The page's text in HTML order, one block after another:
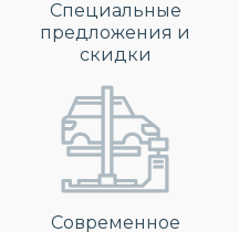
Специальные
предложения и
скидки
Современное